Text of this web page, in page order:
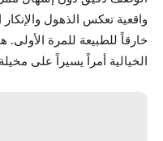
واقعية تعكس الذهول
خارقاً للطبيعة للمرة الأولى.
الخيالية أمراً يسيراً على